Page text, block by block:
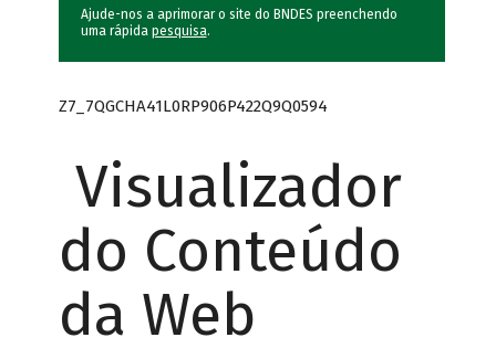
Ajude-nos a aprimorar o site do BNDES preenchendo
uma rápida pesquisa.
Z7_7QGCHA41L0RP906P422Q9Q0594
Visualizador
do Conteúdo
da Web